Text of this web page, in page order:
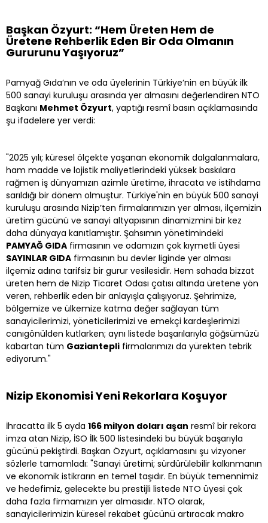
Başkan Özyurt: “Hem Üreten Hem de
Üretene Rehberlik Eden Bir Oda Olmanın
Gururunu Yaşıyoruz”
Pamyağ Gıda’nın ve oda üyelerinin Türkiye’nin en büyük ilk
500 sanayi kuruluşu arasında yer almasını değerlendiren NTO
Başkanı Mehmet Özyurt, yaptığı resmî basın açıklamasında
şu ifadelere yer verdi:
"2025 yılı; küresel ölçekte yaşanan ekonomik dalgalanmalara,
ham madde ve lojistik maliyetlerindeki yüksek baskılara
rağmen iş dünyamızın azimle üretime, ihracata ve istihdama
sarıldığı bir dönem olmuştur. Türkiye'nin en büyük 500 sanayi
kuruluşu arasında Nizip’ten firmalarımızın yer alması, ilçemizin
üretim gücünü ve sanayi altyapısının dinamizmini bir kez
daha dünyaya kanıtlamıştır. Şahsımın yönetimindeki
PAMYAĞ GIDA firmasının ve odamızın çok kıymetli üyesi
SAYINLAR GIDA firmasının bu devler liginde yer alması
ilçemiz adına tarifsiz bir gurur vesilesidir. Hem sahada bizzat
üreten hem de Nizip Ticaret Odası çatısı altında üretene yön
veren, rehberlik eden bir anlayışla çalışıyoruz. Şehrimize,
bölgemize ve ülkemize katma değer sağlayan tüm
sanayicilerimizi, yöneticilerimizi ve emekçi kardeşlerimizi
canıgönülden kutlarken; aynı listede başarılarıyla göğsümüzü
kabartan tüm Gaziantepli firmalarımızı da yürekten tebrik
ediyorum."
Nizip Ekonomisi Yeni Rekorlara Koşuyor
İhracatta ilk 5 ayda 166 milyon doları aşan resmî bir rekora
imza atan Nizip, İSO İlk 500 listesindeki bu büyük başarıyla
gücünü pekiştirdi. Başkan Özyurt, açıklamasını şu vizyoner
sözlerle tamamladı: "Sanayi üretimi; sürdürülebilir kalkınmanın
ve ekonomik istikrarın en temel taşıdır. En büyük temennimiz
ve hedefimiz, gelecekte bu prestijli listede NTO üyesi çok
daha fazla firmamızın yer almasıdır. NTO olarak,
sanayicilerimizin küresel rekabet gücünü artıracak makro